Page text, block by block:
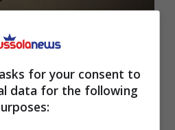
cambiando la
Febbraio 3, 2026
for your consent to
data for the following